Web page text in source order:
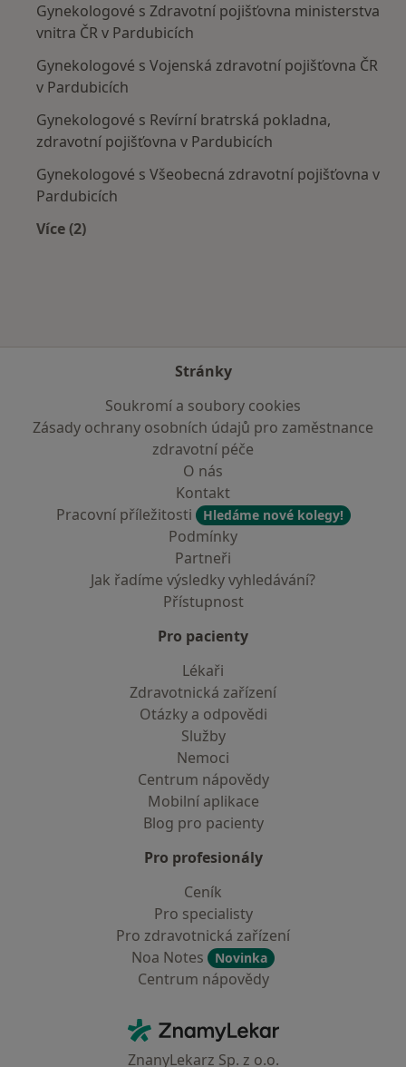
Gynekologové s Zdravotní pojišťovna ministerstva
vnitra ČR v Pardubicích
Gynekologové s Vojenská zdravotní pojišťovna ČR
v Pardubicích
Gynekologové s Revírní bratrská pokladna,
zdravotní pojišťovna v Pardubicích
Gynekologové s Všeobecná zdravotní pojišťovna v
Pardubicích
Více (2)
Stránky
Soukromí a soubory cookies
Zásady ochrany osobních údajů pro zaměstnance
zdravotní péče
O nás
Kontakt
Pracovní příležitosti
Hledáme nové kolegy!
Podmínky
Partneři
Jak řadíme výsledky vyhledávání?
Přístupnost
Pro pacienty
Lékaři
Zdravotnická zařízení
Otázky a odpovědi
Služby
Nemoci
Centrum nápovědy
Mobilní aplikace
Blog pro pacienty
Pro profesionály
Ceník
Pro specialisty
Pro zdravotnická zařízení
Noa Notes
Novinka
Centrum nápovědy
ZnamyLekar - Hlavní stránka
ZnanyLekarz Sp. z o.o.